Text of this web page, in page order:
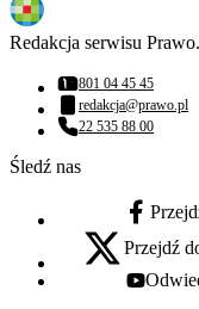
Redakcja serwisu
Numer telefonu:
801 04 45 45
Adres email:
redakcja@prawo.pl
Numer telefonu:
22 535 88 00
Śledź nas
facebook -
x - otwiera się w
Przejdź
youtube -